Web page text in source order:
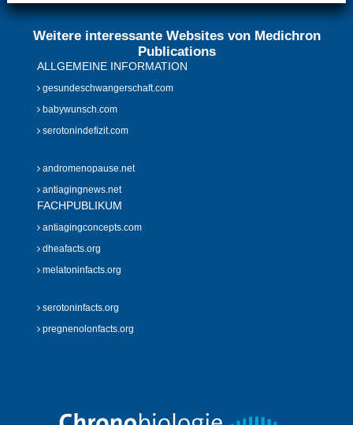
Weitere interessante Websites von Medichron
Publications
ALLGEMEINE INFORMATION
gesundeschwangerschaft.com
babywunsch.com
serotonindefizit.com
andromenopause.net
antiagingnews.net
FACHPUBLIKUM
antiagingconcepts.com
dheafacts.org
melatoninfacts.org
serotoninfacts.org
pregnenolonfacts.org